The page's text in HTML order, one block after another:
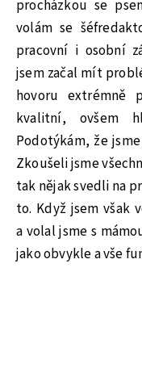
procházkou se
volám se
pracovní i osobní
jsem začal mít
hovoru extrémně
kvalitní, ovšem
Podotýkám, že
Zkoušeli jsme
tak nějak svedli na
to. Když jsem však
a volal jsme s
jako obvykle a vše